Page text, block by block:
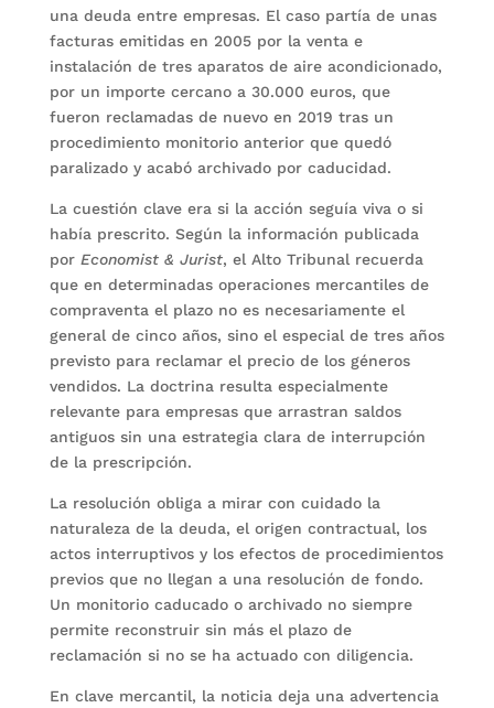
una deuda entre empresas. El caso partía de unas
facturas emitidas en 2005 por la venta e
instalación de tres aparatos de aire acondicionado,
por un importe cercano a 30.000 euros, que
fueron reclamadas de nuevo en 2019 tras un
procedimiento monitorio anterior que quedó
paralizado y acabó archivado por caducidad.
La cuestión clave era si la acción seguía viva o si
había prescrito. Según la información publicada
por Economist & Jurist, el Alto Tribunal recuerda
que en determinadas operaciones mercantiles de
compraventa el plazo no es necesariamente el
general de cinco años, sino el especial de tres años
previsto para reclamar el precio de los géneros
vendidos. La doctrina resulta especialmente
relevante para empresas que arrastran saldos
antiguos sin una estrategia clara de interrupción
de la prescripción.
La resolución obliga a mirar con cuidado la
naturaleza de la deuda, el origen contractual, los
actos interruptivos y los efectos de procedimientos
previos que no llegan a una resolución de fondo.
Un monitorio caducado o archivado no siempre
permite reconstruir sin más el plazo de
reclamación si no se ha actuado con diligencia.
En clave mercantil, la noticia deja una advertencia